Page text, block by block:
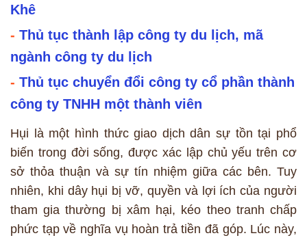
Khê
- Thủ tục thành lập công ty du lịch, mã
ngành công ty du lịch
- Thủ tục chuyển đổi công ty cổ phần thành
công ty TNHH một thành viên
Hụi là một hình thức giao dịch dân sự tồn tại phổ
biến trong đời sống, được xác lập chủ yếu trên cơ
sở thỏa thuận và sự tín nhiệm giữa các bên. Tuy
nhiên, khi dây hụi bị vỡ, quyền và lợi ích của người
tham gia thường bị xâm hại, kéo theo tranh chấp
phức tạp về nghĩa vụ hoàn trả tiền đã góp. Lúc này,